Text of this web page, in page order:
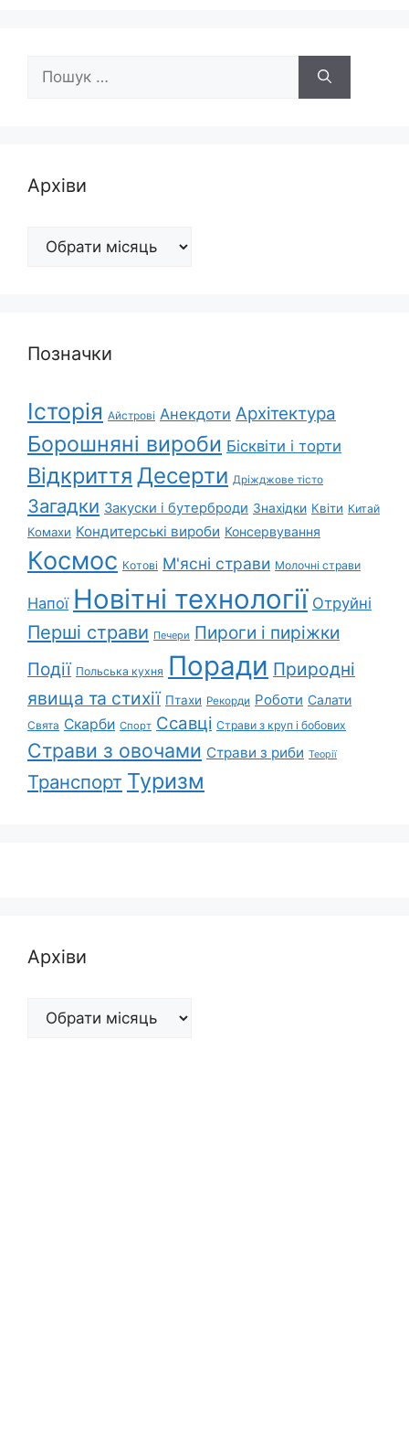
Архіви
Архіви
Позначки
Історія Айстрові Анекдоти Архітектура
Борошняні вироби Бісквіти і торти
Відкриття Десерти Дріжджове тісто
Загадки Закуски і бутерброди Знахідки Квіти Китай
Комахи Кондитерські вироби Консервування
Космос Котові М'ясні страви Молочні страви
Напої Новітні технології Отруйні
Перші страви Печери Пироги і пиріжки
Події Польська кухня Поради Природні
явища та стихії Птахи Рекорди Роботи Салати
Свята Скарби Спорт Ссавці Страви з круп і бобових
Страви з овочами Страви з риби Теорії
Транспорт Туризм
Архіви
Архіви